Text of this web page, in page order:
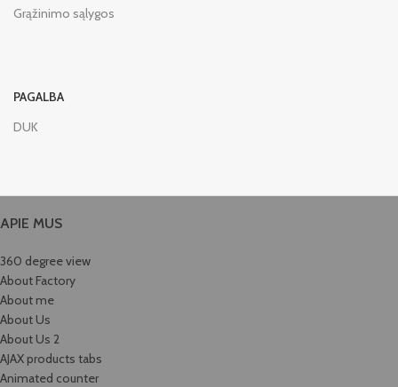
Grąžinimo sąlygos
PAGALBA
DUK
APIE MUS
360 degree view
About Factory
About me
About Us
About Us 2
AJAX products tabs
Animated counter